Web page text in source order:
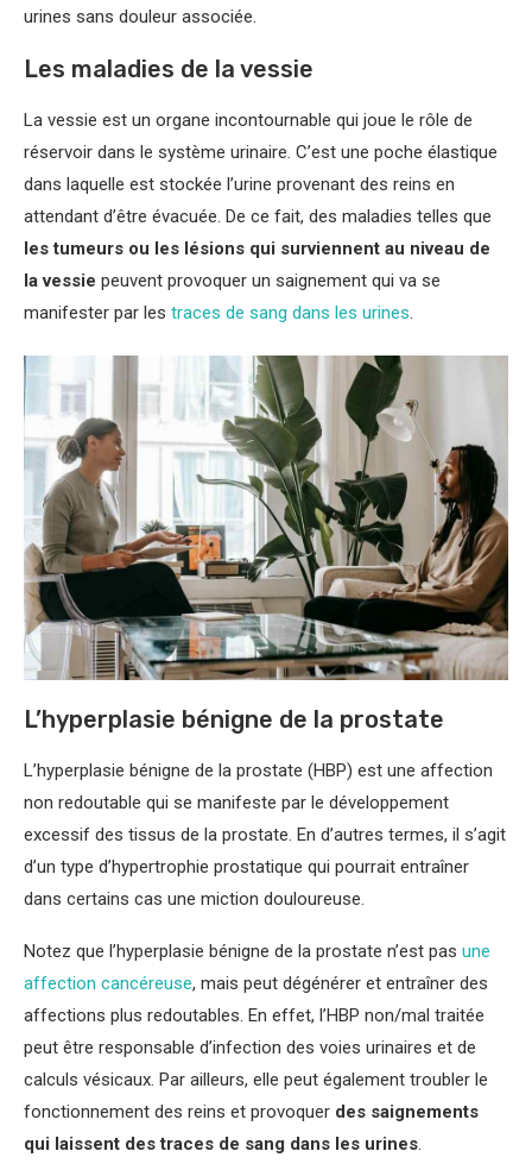
urines sans douleur associée.
Les maladies de la vessie
La vessie est un organe incontournable qui joue le rôle de
réservoir dans le système urinaire. C’est une poche élastique
dans laquelle est stockée l’urine provenant des reins en
attendant d’être évacuée. De ce fait, des maladies telles que
les tumeurs ou les lésions qui surviennent au niveau de
la vessie peuvent provoquer un saignement qui va se
manifester par les traces de sang dans les urines.
L’hyperplasie bénigne de la prostate
L’hyperplasie bénigne de la prostate (HBP) est une affection
non redoutable qui se manifeste par le développement
excessif des tissus de la prostate. En d’autres termes, il s’agit
d’un type d’hypertrophie prostatique qui pourrait entraîner
dans certains cas une miction douloureuse.
Notez que l’hyperplasie bénigne de la prostate n’est pas une
affection cancéreuse, mais peut dégénérer et entraîner des
affections plus redoutables. En effet, l’HBP non/mal traitée
peut être responsable d’infection des voies urinaires et de
calculs vésicaux. Par ailleurs, elle peut également troubler le
fonctionnement des reins et provoquer des saignements
qui laissent des traces de sang dans les urines